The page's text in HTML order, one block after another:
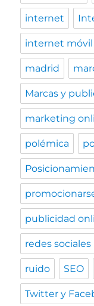
internet
internet móvil
madrid
Marcas y
marketing
polémica
publicidad
redes sociales
ruido SEO
Twitter y